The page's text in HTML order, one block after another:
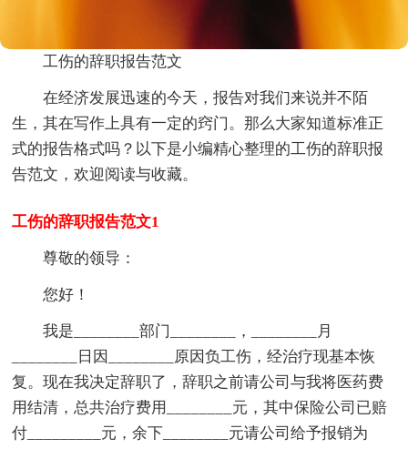
工伤的辞职报告范文
在经济发展迅速的今天，报告对我们来说并不陌
生，其在写作上具有一定的窍门。那么大家知道标准正
式的报告格式吗？以下是小编精心整理的工伤的辞职报
告范文，欢迎阅读与收藏。
工伤的辞职报告范文1
尊敬的领导：
您好！
我是 ________部门 ，
月
日因
原因负工伤，经治疗现基本恢
复。现在我决定辞职了，辞职之前请公司与我将医药费
用结清，总共治疗费用
元，其中保险公司已赔
付
元，余下
元请公司给予报销为